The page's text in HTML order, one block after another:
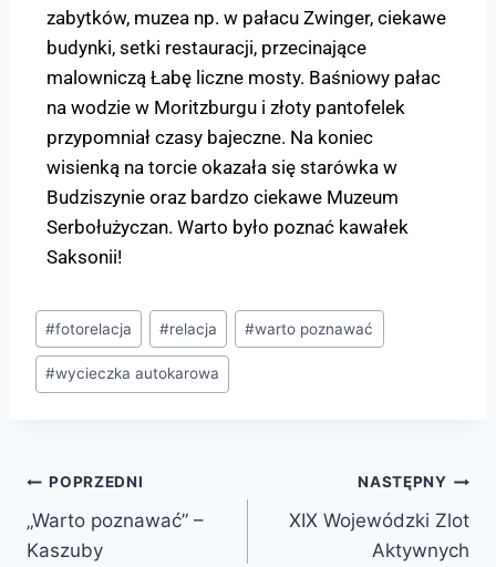
zabytków, muzea np. w pałacu Zwinger, ciekawe
budynki, setki restauracji, przecinające
malowniczą Łabę liczne mosty. Baśniowy pałac
na wodzie w Moritzburgu i złoty pantofelek
przypomniał czasy bajeczne. Na koniec
wisienką na torcie okazała się starówka w
Budziszynie oraz bardzo ciekawe Muzeum
Serbołużyczan. Warto było poznać kawałek
Saksonii!
#fotorelacja #relacja #warto poznawać
#wycieczka autokarowa
POPRZEDNI
„Warto poznawać” –
Kaszuby
NASTĘPNY
XIX Wojewódzki Zlot
Aktywnych